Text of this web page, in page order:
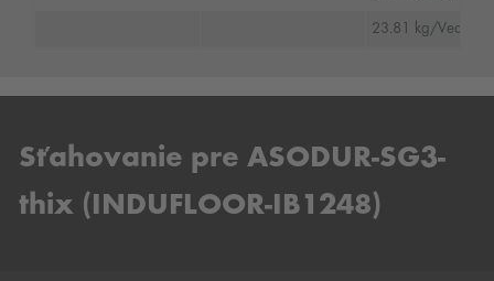
23.81 kg/Vedro/
Sťahovanie pre ASODUR-SG3-
thix (INDUFLOOR-IB1248)